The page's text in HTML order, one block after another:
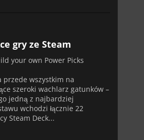
gry ze Steam
your own Power Picks
przede wszystkim na
szeroki wachlarz gatunków –
jedną z najbardziej
wchodzi łącznie 22
Steam Deck...